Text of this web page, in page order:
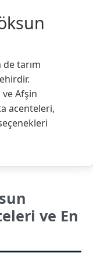
tarım
Afşin
acenteleri,
ve En